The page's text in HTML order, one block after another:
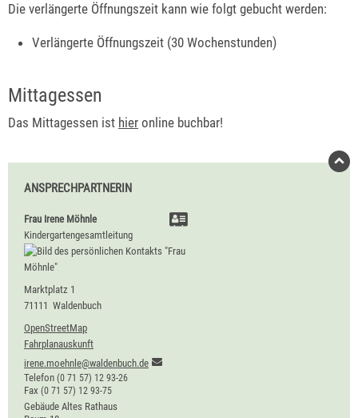
Die verlängerte Öffnungszeit kann wie folgt gebucht werden:
Verlängerte Öffnungszeit (30 Wochenstunden)
Mittagessen
Das Mittagessen ist hier online buchbar!
ANSPRECHPARTNERIN
Frau Irene Möhnle
Kindergartengesamtleitung
Marktplatz 1
71111 Waldenbuch
OpenStreetMap
Fahrplanauskunft
irene.moehnle@waldenbuch.de
Telefon (0 71 57) 12 93-26
Fax (0 71 57) 12 93-75
Gebäude Altes Rathaus